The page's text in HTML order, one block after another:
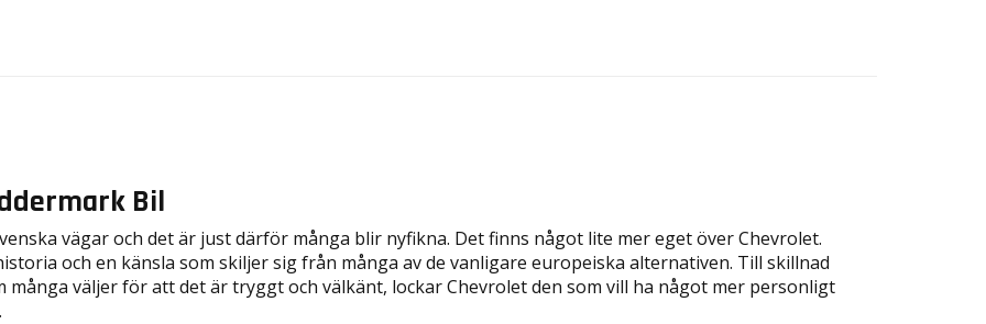
Bil
vägar och det är just därför många blir nyfikna. Det finns något lite mer eget över Chevrolet.
och en känsla som skiljer sig från många av de vanligare europeiska alternativen. Till skillnad
många väljer för att det är tryggt och välkänt, lockar Chevrolet den som vill ha något mer personligt